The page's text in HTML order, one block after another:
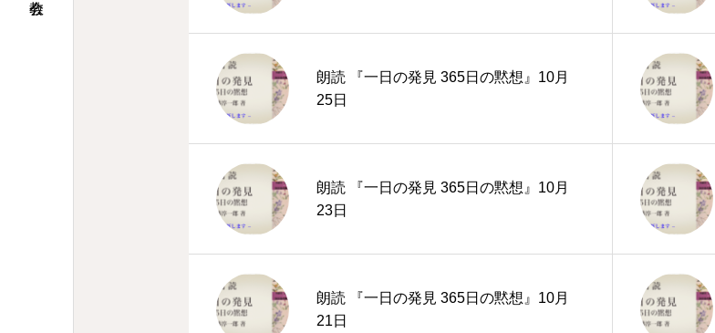
朗読 『一日の発見 365日の黙想』10月
25日
朗読 『一日の発見 365日の黙想』10月
23日
朗読 『一日の発見 365日の黙想』10月
21日